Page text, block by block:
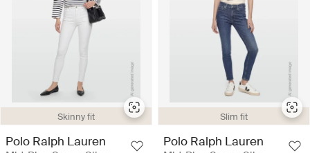
Skinny fit
Polo Ralph Lauren
Slim fit
Polo Ralph Lauren